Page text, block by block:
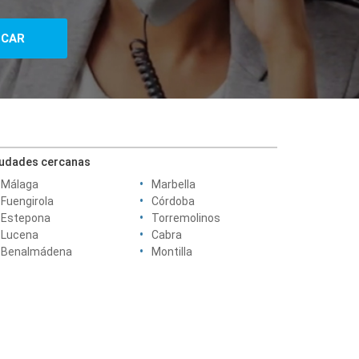
cercanas
Málaga
Marbella
Fuengirola
Córdoba
Estepona
Torremolinos
Lucena
Cabra
Benalmádena
Montilla